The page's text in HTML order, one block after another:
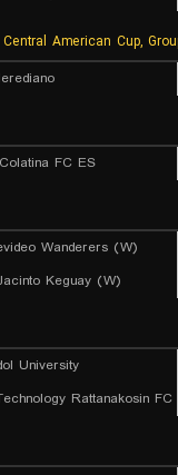
Central American Cup,
FC ES
Wanderers (W)
Keguay (W)
University